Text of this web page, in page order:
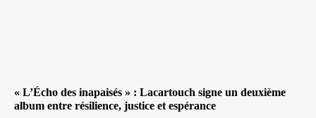
« L’Écho des inapaisés » : Lacartouch signe un deuxième
album entre résilience, justice et espérance